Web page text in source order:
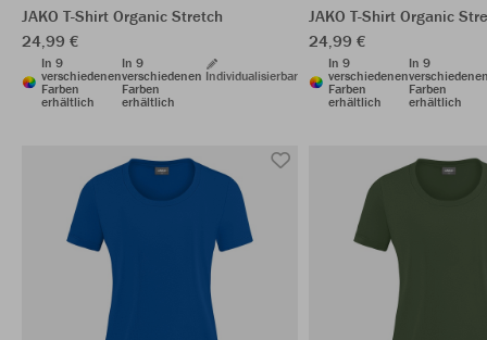
JAKO T-Shirt Organic Stretch
24,99 €
In 9
verschiedenen
Farben
erhältlich
In 9
verschiedenen
Farben
erhältlich
Individualisierbar
JAKO T-Shirt Organic
24,99 €
In 9
verschiedenen
Farben
erhältlich
In 9
Farben
erhältlich